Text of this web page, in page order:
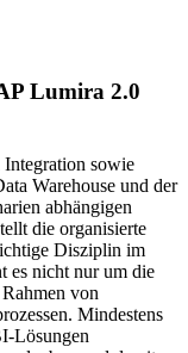
Lumira 2.0
Integration sowie
Warehouse und der
abhängigen
die organisierte
Disziplin im
es nicht nur um die
von
Mindestens
Lösungen